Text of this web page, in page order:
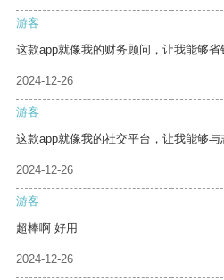
游客
这款app就像我的财务顾问，让我能够省
2024-12-26
游客
这款app就像我的社交平台，让我能够与
2024-12-26
游客
超棒啊 好用
2024-12-26